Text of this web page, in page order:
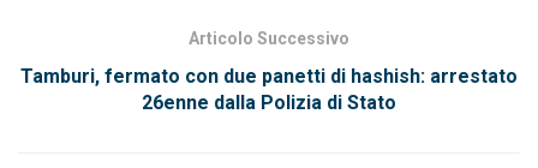
Articolo Successivo
Tamburi, fermato con due panetti di hashish: arrestato
26enne dalla Polizia di Stato